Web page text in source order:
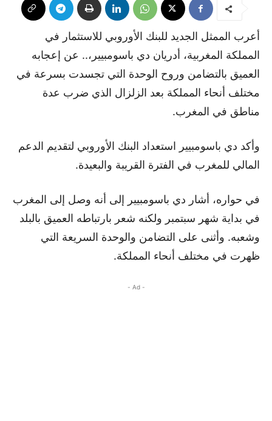
أعرب الممثل الجديد للبنك الأوروبي للاستثمار في
المملكة المغربية، أدريان دي باسومبيير،.. عن إعجابه
العميق بالتضامن وروح الوحدة التي تجسدت بسرعة في
مختلف أنحاء المملكة بعد الزلزال الذي ضرب عدة
مناطق في المغرب.
وأكد دي باسومبيير استعداد البنك الأوروبي لتقديم الدعم
المالي للمغرب في الفترة القريبة والبعيدة.
في حواره، أشار دي باسومبيير إلى أنه وصل إلى المغرب
في بداية شهر سبتمبر ولكنه شعر بارتباطه العميق بالبلد
وشعبه. وأثنى على التضامن والوحدة السريعة التي
ظهرت في مختلف أنحاء المملكة.
- Ad -